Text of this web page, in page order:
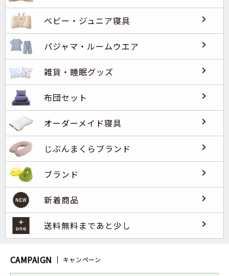
ベビー・ジュニア寝具
パジャマ・ルームウエア
雑貨・睡眠グッズ
布団セット
オーダーメイド寝具
じぶんまくらブランド
ブランド
新着商品
送料無料まであと少し
CAMPAIGN キャンペーン